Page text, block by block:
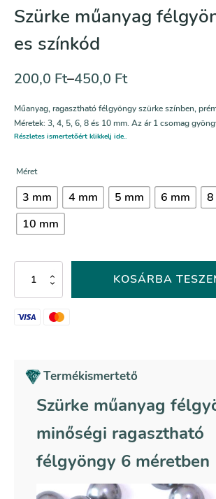
Szürke műanyag
es színkód
200,0 Ft–450,0 Ft
Műanyag, ragasztható félgyöngy szürke színben,
Méretek: 3, 4, 5, 6, 8 és 10 mm. Az ár 1 csomag
Részletes ismertetőért klikkelj ide..
Méret
3 mm 4 mm 5 mm 6 mm
8
10 mm
műanyag
félgyöngy
KOSÁRBA
Termékismertető
Szürke műanyag
minőségi ragasztható
félgyöngy 6 méretben